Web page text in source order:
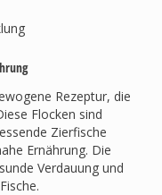
Rezeptur, die
Flocken sind
Zierfische
Ernährung. Die
Verdauung und